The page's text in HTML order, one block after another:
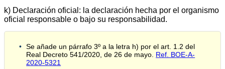
k) Declaración oficial: la declaración hecha por el organismo
oficial responsable o bajo su responsabilidad.
Se añade un párrafo 3º a la letra h) por el art. 1.2 del
Real Decreto 541/2020, de 26 de mayo. Ref. BOE-A-
2020-5321